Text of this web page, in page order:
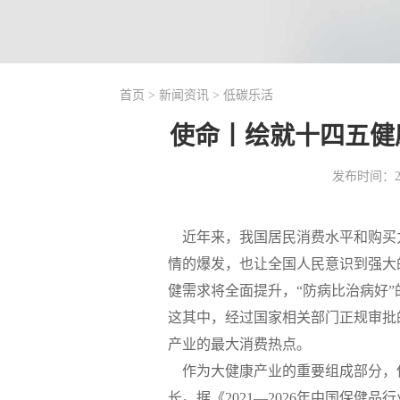
首页 >新闻资讯 >低碳乐活
使命丨绘就十四五
发布时间：
近年来，我国居民消费水平和购买
情的爆发，也让全国人民意识到强
健需求将全面提升，“防病比治病好
这其中，经过国家相关部门正规审
产业的最大消费热点｡
作为大健康产业的重要组成部分，